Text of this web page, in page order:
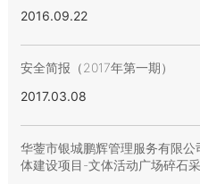
2016.09.22
安全简报（2017年第一期）
2017.03.08
华蓥市银城鹏辉管理服务有限
体建设项目-文体活动广场碎石